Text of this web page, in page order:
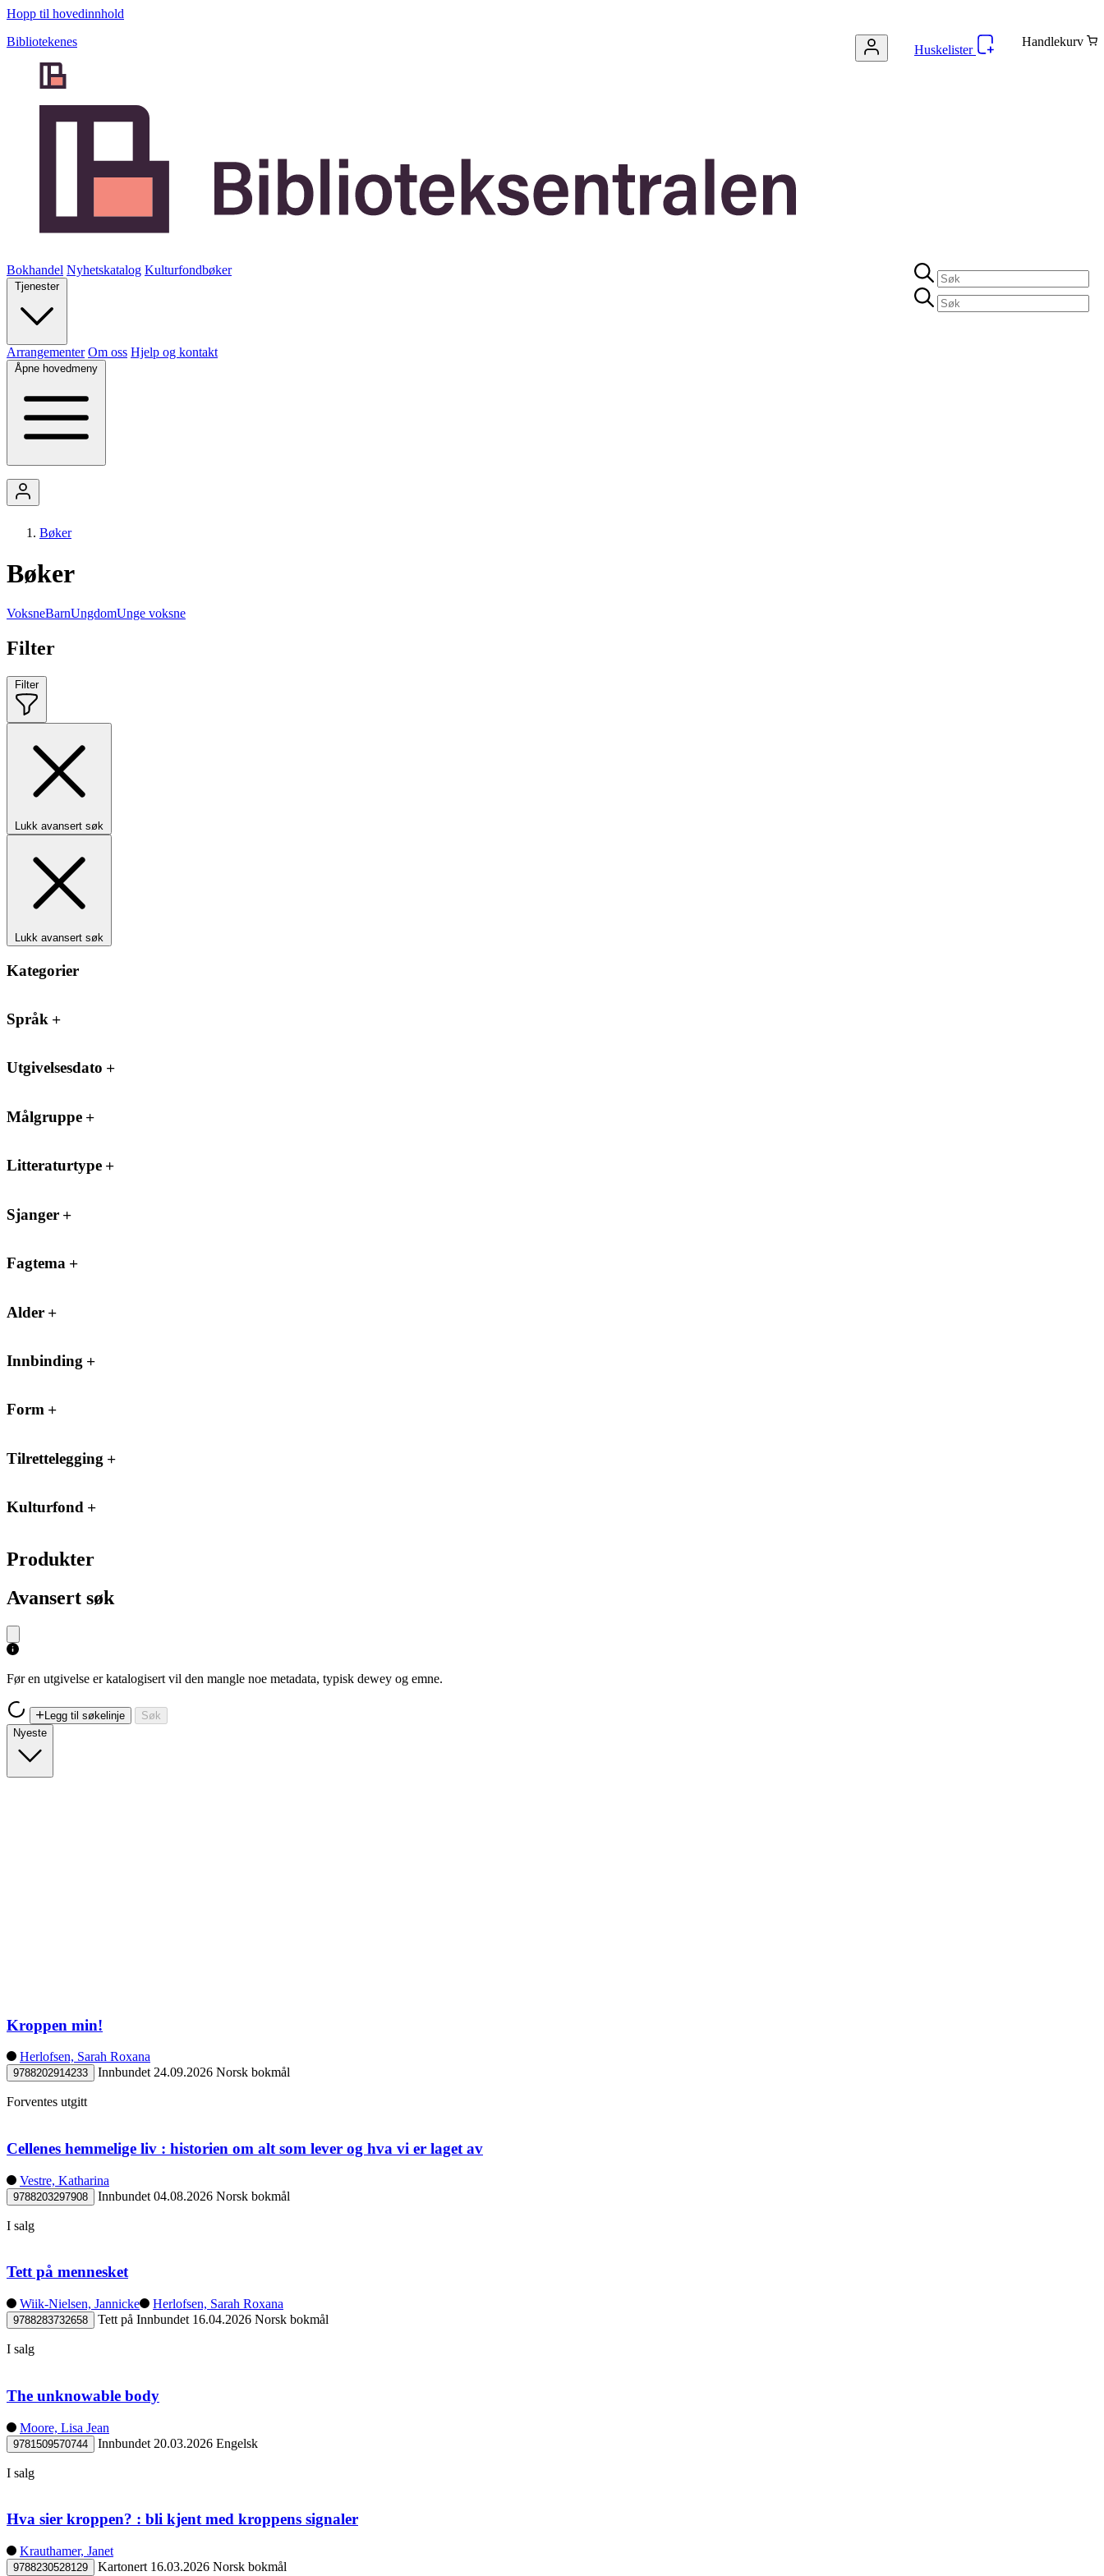
Hopp til hovedinnhold
Bibliotekenes
Bokhandel Nyhetskatalog Kulturfondbøker
Tjenester
Arrangementer Om oss Hjelp og kontakt
Åpne hovedmeny
Huskelister
Handlekurv
Bøker
Bøker
VoksneBarnUngdomUnge voksne
Filter
Filter
Lukk avansert søk
Lukk avansert søk
Kategorier
Språk
Utgivelsesdato
Målgruppe
Litteraturtype
Sjanger
Fagtema
Alder
Innbinding
Form
Tilrettelegging
Kulturfond
Produkter
Avansert søk
Før en utgivelse er katalogisert vil den mangle noe metadata, typisk dewey og emne.
Legg til søkelinje
Søk
Nyeste
Kroppen min!
Herlofsen, Sarah Roxana
9788202914233 Innbundet 24.09.2026 Norsk bokmål
Forventes utgitt
Cellenes hemmelige liv : historien om alt som lever og hva vi er laget av
Vestre, Katharina
9788203297908 Innbundet 04.08.2026 Norsk bokmål
I salg
Tett på mennesket
Wiik-Nielsen, Jannicke Herlofsen, Sarah Roxana
9788283732658 Tett på Innbundet 16.04.2026 Norsk bokmål
I salg
The unknowable body
Moore, Lisa Jean
9781509570744 Innbundet 20.03.2026 Engelsk
I salg
Hva sier kroppen? : bli kjent med kroppens signaler
Krauthamer, Janet
9788230528129 Kartonert 16.03.2026 Norsk bokmål